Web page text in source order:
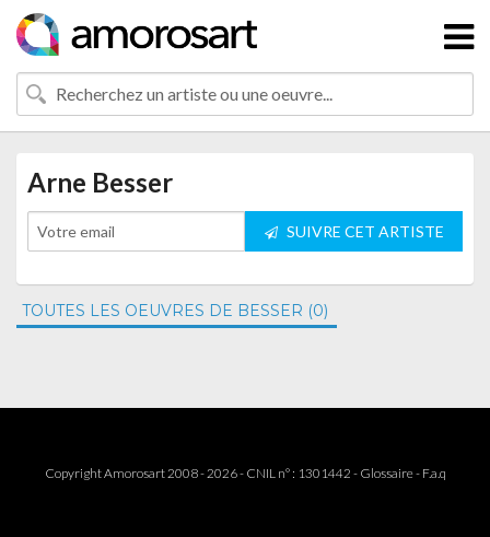
Arne Besser
SUIVRE CET ARTISTE
TOUTES LES OEUVRES DE BESSER (0)
Copyright Amorosart 2008 - 2026 - CNIL n° : 1301442 - Glossaire- F.a.q